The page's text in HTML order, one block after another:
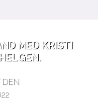
MED KRISTI
DEN